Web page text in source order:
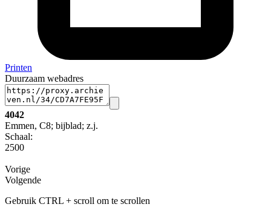
Printen
Duurzaam webadres
4042
Emmen, C8; bijblad; z.j.
Schaal:
2500
Vorige
Volgende
Gebruik CTRL + scroll om te scrollen